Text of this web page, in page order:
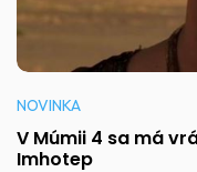
NOVINKA
V Múmii 4 sa má
Imhotep